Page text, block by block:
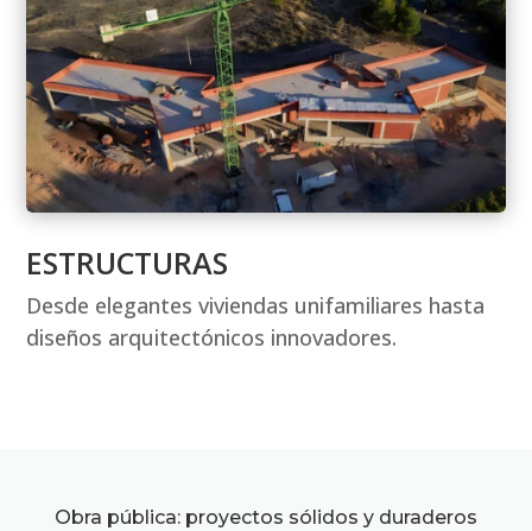
ESTRUCTURAS
Desde elegantes viviendas unifamiliares hasta
diseños arquitectónicos innovadores.
Obra pública: proyectos sólidos y duraderos